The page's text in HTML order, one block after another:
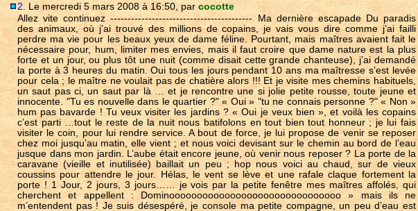
2. Le mercredi 5 mars 2008 à 16:50, parcocotte
Allez vite continuez ----------------------------------------- Ma dernière escapade Du paradis
des animaux, où j’ai trouvé des millions de copains, je vais vous dire comme j’ai failli
perdre ma vie pour les beaux yeux de dame féline. Pourtant, mais maîtres avaient fait le
nécessaire pour, hum, limiter mes envies, mais il faut croire que dame nature est la plus
forte et un jour, ou plus tôt une nuit (comme disait cette grande chanteuse), j’ai demandé
la porte à 3 heures du matin. Oui tous les jours pendant 10 ans ma maîtresse s’est levée
pour cela ; le maître ne voulait pas de chatière alors !!! Et je visite mes chemins habituels,
un saut pas ci, un saut par là … et je rencontre une si jolie petite rousse, toute jeune et
innocente. "Tu es nouvelle dans le quartier ?" « Oui » "tu ne connais personne ?" « Non »
hum pas bavarde ! Tu veux visiter les jardins ? « Oui je veux bien », et voilà les copains
c’est parti …tout le reste de la nuit nous batifolons en tout bien tout honneur ; je lui fais
visiter le coin, pour lui rendre service. A bout de force, je lui propose de venir se reposer
chez moi jusqu’au matin, elle vient ; et nous voici devisant sur le chemin au bord de l’eau
jusque dans mon jardin. L’aube était encore jeune, où venir nous reposer ? La porte de la
caravane (vieille et inutilisée) baillait un peu ; hop nous voici au chaud, sur de vieux
coussins pour attendre le jour. Hélas, le vent se lève et une rafale claque fortement la
porte ! 1 Jour, 2 jours, 3 jours…… je vois par la petite fenêtre mes maîtres affolés, qui
cherchent et appellent : Dominooooooooooooooooooooooooooooooo » mais ils ne
m’entendent pas ! Je suis désespéré, je console ma petite compagne, un peu d’eau est